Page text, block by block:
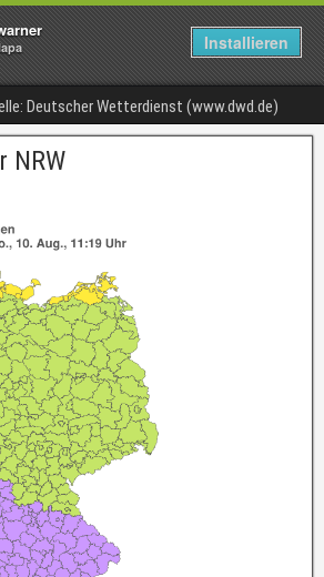
Installieren
Deutscher Wetterdienst (www.dwd.de)
NRW